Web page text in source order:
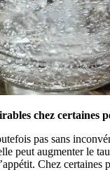
chez certaines
pas sans
peut augmenter le
Chez certaines